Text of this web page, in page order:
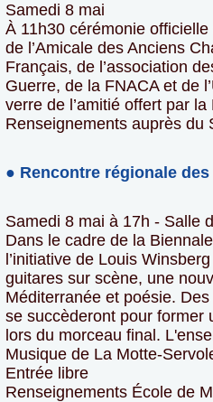
Samedi 8 mai
À 11h30 cérémonie
de l’Amicale des Anciens
Français, de l’association
Guerre, de la FNACA et de
verre de l’amitié offert par
Renseignements auprès du
● Rencontre régionale
Samedi 8 mai à 17h - Salle
Dans le cadre de la
l’initiative de Louis
guitares sur scène, une
Méditerranée et poésie.
se succèderont pour former
lors du morceau final.
Musique de La Motte-
Entrée libre
Renseignements École de